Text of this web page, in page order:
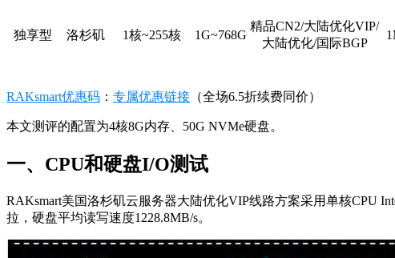
独享型 洛杉矶 1核~255核 1G~768G
精品CN2/大陆优化VIP/
大陆优化/国际BGP
RAKsmart优惠码 ： 专属优惠链接 （全场6.5折续费同价）
本文测评的配置为4核8G内存、50G NVMe硬盘。
一、CPU和硬盘I/O测试
RAKsmart美国洛杉矶云服务器大陆优化VIP线路方案采用单核CPU
拉，硬盘平均读写速度1228.8MB/s。